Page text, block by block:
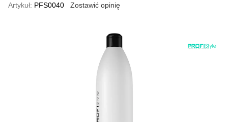
Artykuł: PFS0040 Zostawić opinię